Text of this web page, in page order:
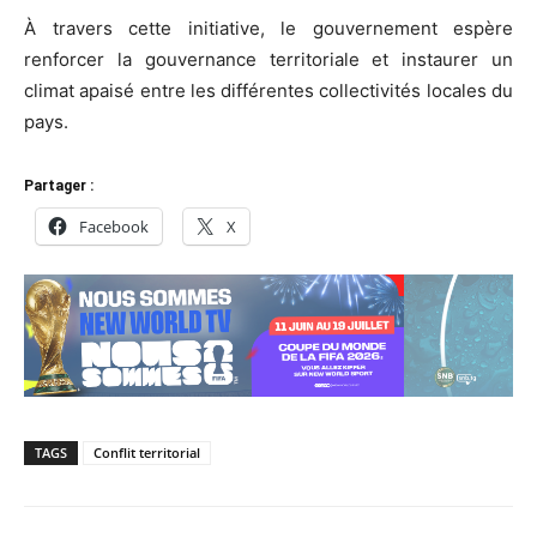
À travers cette initiative, le gouvernement espère
renforcer la gouvernance territoriale et instaurer un
climat apaisé entre les différentes collectivités locales du
pays.
Partager :
Facebook X
TAGS Conflit territorial